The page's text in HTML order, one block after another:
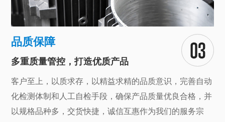
品质保障
多重质量管控，打造优质产品
客户至上，以质求存，以精益求精的品质意识，完善自动
化检测体制和人工自检手段，确保产品质量优良合格，并
以规格品种多，交货快捷，诚信互惠作为我们的服务宗